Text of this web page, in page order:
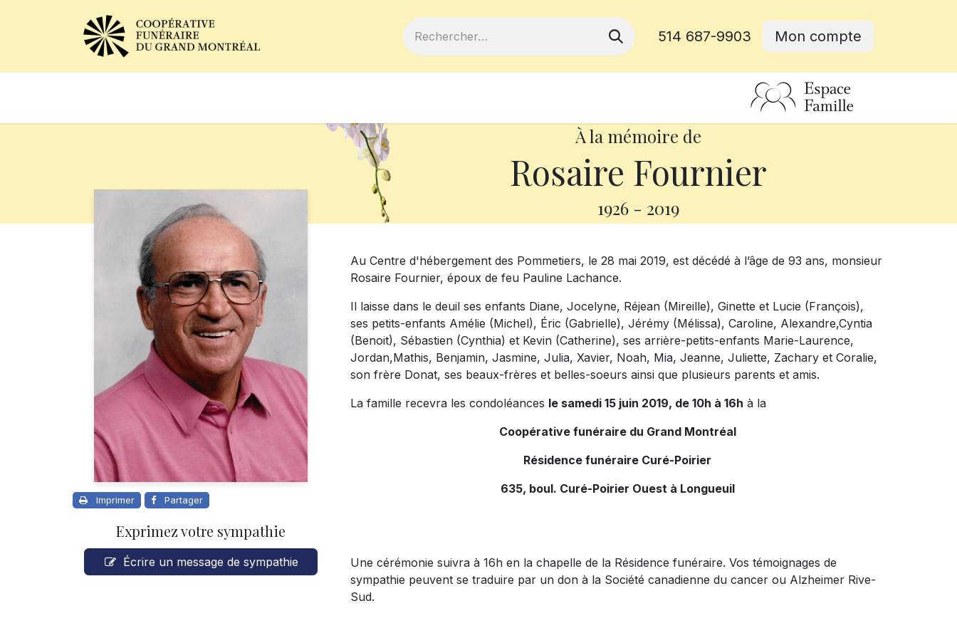
514 687-9903 Mon compte
À la mémoire de
Rosaire Fournier
1926 - 2019
Imprimer Partager
Exprimez votre sympathie
Écrire un message de sympathie
Au Centre d'hébergement des Pommetiers, le 28 mai 2019, est décédé à l’âge de 93 ans, monsieur
Rosaire Fournier, époux de feu Pauline Lachance.
Il laisse dans le deuil ses enfants Diane, Jocelyne, Réjean (Mireille), Ginette et Lucie (François),
ses petits-enfants Amélie (Michel), Éric (Gabrielle), Jérémy (Mélissa), Caroline, Alexandre,Cyntia
(Benoit), Sébastien (Cynthia) et Kevin (Catherine), ses arrière-petits-enfants Marie-Laurence,
Jordan,Mathis, Benjamin, Jasmine, Julia, Xavier, Noah, Mia, Jeanne, Juliette, Zachary et Coralie,
son frère Donat, ses beaux-frères et belles-soeurs ainsi que plusieurs parents et amis.
La famille recevra les condoléances le samedi 15 juin 2019, de 10h à 16h à la
Coopérative funéraire du Grand Montréal
Résidence funéraire Curé-Poirier
635, boul. Curé-Poirier Ouest à Longueuil
Une cérémonie suivra à 16h en la chapelle de la Résidence funéraire. Vos témoignages de
sympathie peuvent se traduire par un don à la Société canadienne du cancer ou Alzheimer Rive-
Sud.